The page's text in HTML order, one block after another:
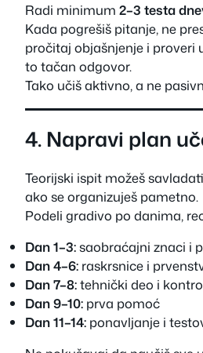
Radi minimum 2–3 testa
Kada pogrešiš pitanje, ne
pročitaj objašnjenje i proveri
to tačan odgovor.
Tako učiš aktivno, a ne
4. Napravi plan
Teorijski ispit možeš
ako se organizuješ pametno.
Podeli gradivo po danima,
Dan 1–3:saobraćajni znaci i
Dan 4–6: raskrsnice i
Dan 7–8:tehnički deo i
Dan 9–10: prva pomoć
Dan 11–14: ponavljanje i